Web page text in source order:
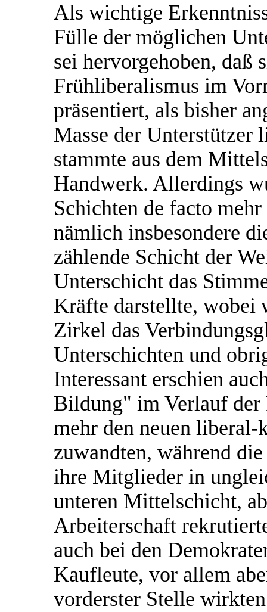
Als wichtige
Fülle der möglichen
sei hervorgehoben, daß
Frühliberalismus im
präsentiert, als bisher
Masse der Unterstützer
stammte aus dem
Handwerk. Allerdings
Schichten de facto
nämlich insbesondere
zählende Schicht der
Unterschicht das
Kräfte darstellte, wobei
Zirkel das
Unterschichten und
Interessant erschien
Bildung" im Verlauf
mehr den neuen
zuwandten, während
ihre Mitglieder in
unteren Mittelschicht,
Arbeiterschaft
auch bei den
Kaufleute, vor allem
vorderster Stelle